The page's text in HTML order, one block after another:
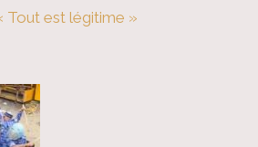
Tout est légitime »